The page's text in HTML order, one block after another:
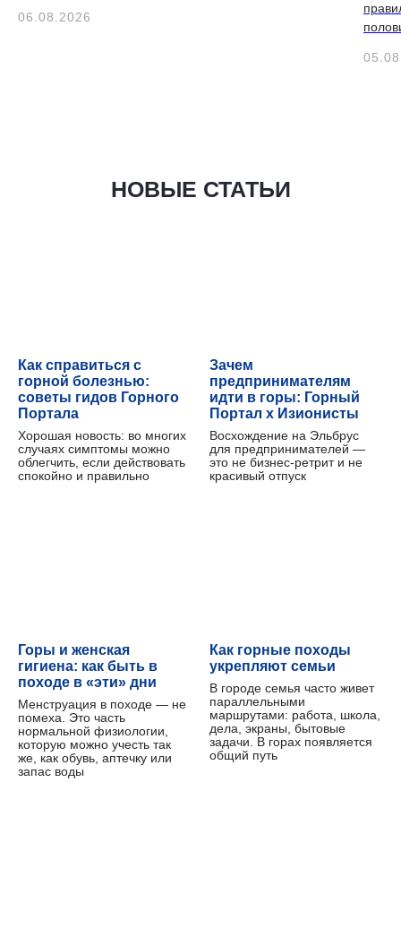
06.08.2026
НОВЫЕ СТАТЬИ
Как справиться с
горной болезнью:
советы гидов Горного
Портала
Хорошая новость: во многих
случаях симптомы можно
облегчить, если действовать
спокойно и правильно
Зачем
предпринимателям
идти в горы: Горный
Портал х Изионисты
Восхождение на Эльбрус
для предпринимателей —
это не бизнес-ретрит и не
красивый отпуск
Горы и женская
гигиена: как быть в
походе в «эти» дни
Менструация в походе — не
помеха. Это часть
нормальной физиологии,
которую можно учесть так
же, как обувь, аптечку или
запас воды
Как горные походы
укрепляют семьи
В городе семья часто живет
параллельными
маршрутами: работа, школа,
дела, экраны, бытовые
задачи. В горах появляется
общий путь